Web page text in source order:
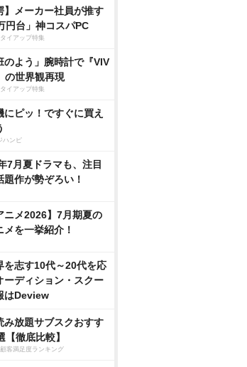
】メーカー社員が推す
円台」神コスパPC
イアップ特集
のよう」腕時計で『VIV
の世界観再現
イアップ特集
にピッ！ですぐに買え
ハンピ
7月夏ドラマも、注目
題作が勢ぞろい！
ニメ2026】7月期夏の
メを一挙紹介！
を志す10代～20代を応
ーディション・スクー
はDeview
み放題サブスクおすす
【徹底比較】
客満足度ランキング